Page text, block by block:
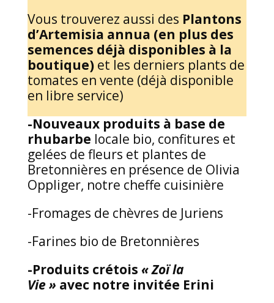
Vous trouverez aussi des Plantons
d’Artemisia annua (en plus des
semences déjà disponibles à la
boutique) et les derniers plants de
tomates en vente (déjà disponible
en libre service)
-Nouveaux produits à base de
rhubarbe locale bio, confitures et
gelées de fleurs et plantes de
Bretonnières en présence de Olivia
Oppliger, notre cheffe cuisinière
-Fromages de chèvres de Juriens
-Farines bio de Bretonnières
-Produits crétois « Zoï la
Vie » avec notre invitée Erini